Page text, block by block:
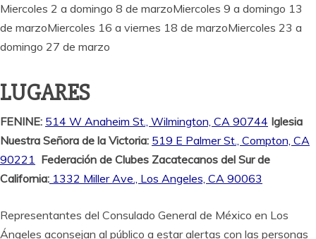
Miercoles 2 a domingo 8 de marzoMiercoles 9 a domingo 13
de marzoMiercoles 16 a viernes 18 de marzoMiercoles 23 a
domingo 27 de marzo
LUGARES
FENINE: 514 W Anaheim St., Wilmington, CA 90744 Iglesia
Nuestra Señora de la Victoria: 519 E Palmer St., Compton, CA
90221 Federación de Clubes Zacatecanos del Sur de
California: 1332 Miller Ave., Los Angeles, CA 90063
Representantes del Consulado General de México en Los
Ángeles aconsejan al público a estar alertas con las personas